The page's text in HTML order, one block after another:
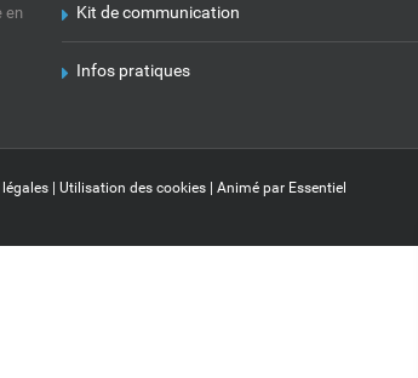
en
Kit de communication
Infos pratiques
| Utilisation des cookies | Animé par Essentiel